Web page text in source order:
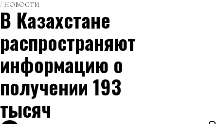
НОВОСТИ
В Казахстане
распространяют
информацию о
получении 193
тысяч